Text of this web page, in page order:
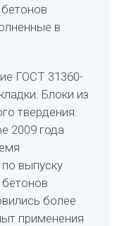
в
ГОСТ 31360-
Блоки из
твердения.
2009 года
выпуску
более
применения